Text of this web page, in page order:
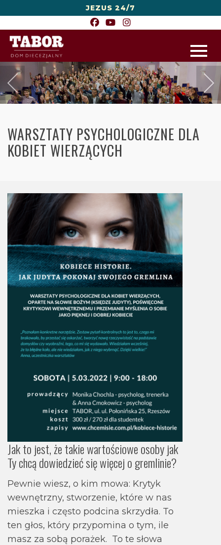
JEZUS 24/7
WARSZTATY PSYCHOLOGICZNE DLA
KOBIET WIERZĄCYCH
Jak to jest, że takie wartościowe osoby jak
Ty chcą dowiedzieć się więcej o gremlinie?
Pewnie wiesz, o kim mowa: Krytyk
wewnętrzny, stworzenie, które w nas
mieszka i często podcina skrzydła. To
ten głos, który przypomina o tym, ile
masz za sobą porażek. To te słowa